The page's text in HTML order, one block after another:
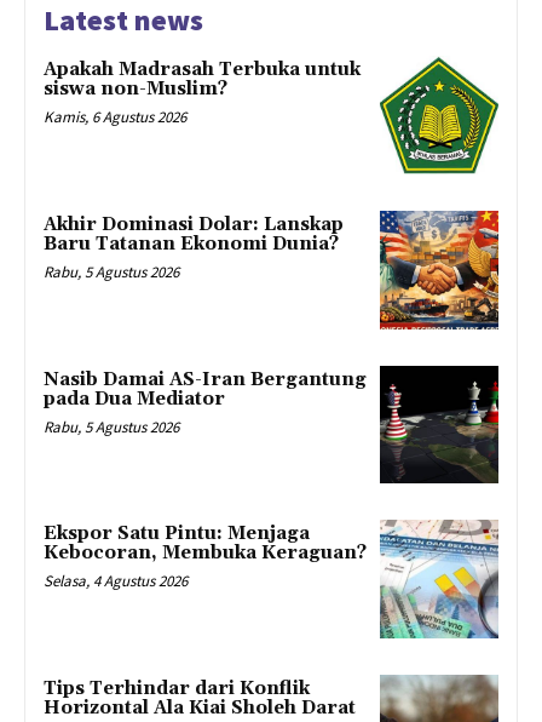
Latest news
Apakah Madrasah Terbuka untuk
siswa non-Muslim?
Kamis, 6 Agustus 2026
Akhir Dominasi Dolar: Lanskap
Baru Tatanan Ekonomi Dunia?
Rabu, 5 Agustus 2026
Nasib Damai AS-Iran Bergantung
pada Dua Mediator
Rabu, 5 Agustus 2026
Ekspor Satu Pintu: Menjaga
Kebocoran, Membuka Keraguan?
Selasa, 4 Agustus 2026
Tips Terhindar dari Konflik
Horizontal Ala Kiai Sholeh Darat